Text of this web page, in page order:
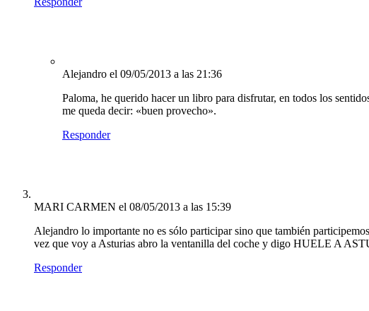
Alejandro el 09/05/2013 a las 21:36
Paloma, he querido hacer un libro para disfrutar, en todos los
me queda decir: «buen provecho».
Responder
MARI CARMEN el 08/05/2013 a las 15:39
Alejandro lo importante no es sólo participar sino que también
vez que voy a Asturias abro la ventanilla del coche y digo HUELE A
Responder